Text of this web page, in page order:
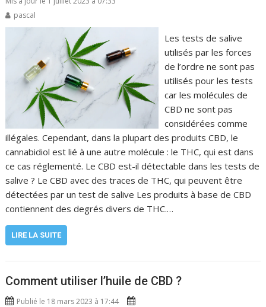
pascal
Les tests de salive
utilisés par les forces
de l’ordre ne sont pas
utilisés pour les tests
car les molécules de
CBD ne sont pas
considérées comme
illégales. Cependant, dans la plupart des produits CBD, le
cannabidiol est lié à une autre molécule : le THC, qui est dans
ce cas réglementé. Le CBD est-il détectable dans les tests de
salive ? Le CBD avec des traces de THC, qui peuvent être
détectées par un test de salive Les produits à base de CBD
contiennent des degrés divers de THC.…
LIRE LA SUITE
Comment utiliser l’huile de CBD ?
Publié le 18 mars 2023 à 17:44